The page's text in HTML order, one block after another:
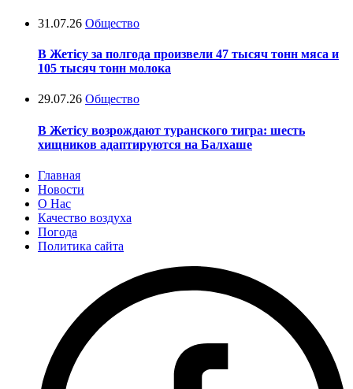
31.07.26 Общество
В Жетісу за полгода произвели 47 тысяч тонн мяса и
105 тысяч тонн молока
29.07.26 Общество
В Жетісу возрождают туранского тигра: шесть
хищников адаптируются на Балхаше
Главная
Новости
О Нас
Качество воздуха
Погода
Политика сайта